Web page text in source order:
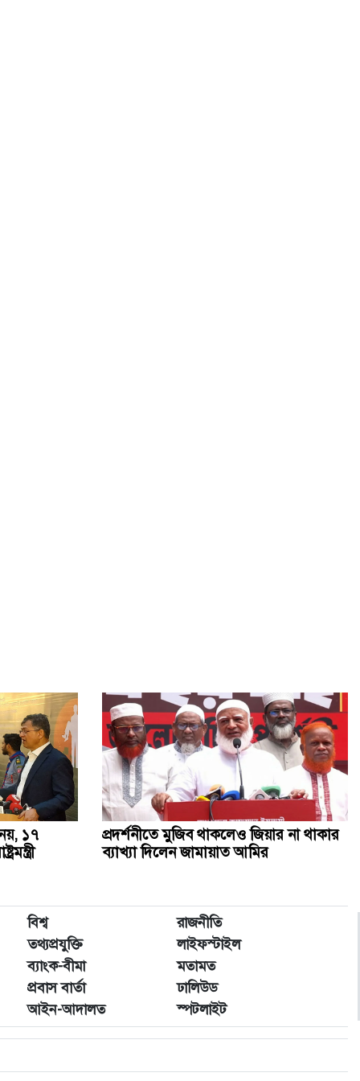
১৭
প্রদর্শনীতে মুজিব থাকলেও জিয়ার না থাকার
ব্যাখ্যা দিলেন জামায়াত আমির
বিশ্ব
রাজনীতি
তথ্যপ্রযুক্তি
লাইফস্টাইল
ব্যাংক-বীমা
মতামত
প্রবাস বার্তা
ঢালিউড
আইন-আদালত স্পটলাইট